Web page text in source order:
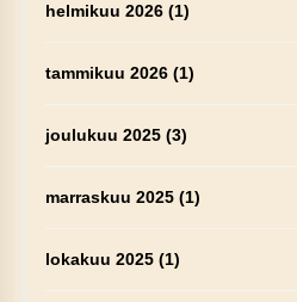
helmikuu 2026(1)
tammikuu 2026(1)
joulukuu 2025(3)
marraskuu 2025(1)
lokakuu 2025(1)